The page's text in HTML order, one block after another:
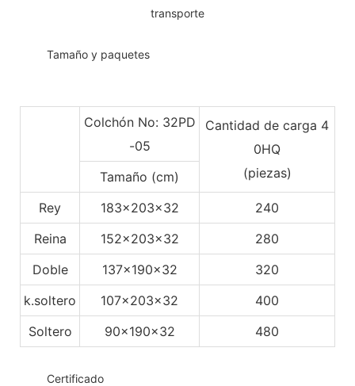
transporte
Tamaño y paquetes
Colchón No: 32PD
-05
Cantidad de carga 4
0HQ
(piezas)
Tamaño (cm)
Rey
183x203x32
240
Reina
152x203x32
280
Doble
137x190x32
320
k.soltero
107x203x32
400
Soltero
90x190x32 480
Certificado